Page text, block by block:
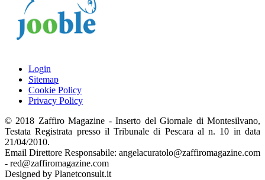
Login
Sitemap
Cookie Policy
Privacy Policy
© 2018 Zaffiro Magazine - Inserto del Giornale di Montesilvano,
Testata Registrata presso il Tribunale di Pescara al n. 10 in data
21/04/2010.
Email Direttore Responsabile: angelacuratolo@zaffiromagazine.com
- red@zaffiromagazine.com
Designed by Planetconsult.it